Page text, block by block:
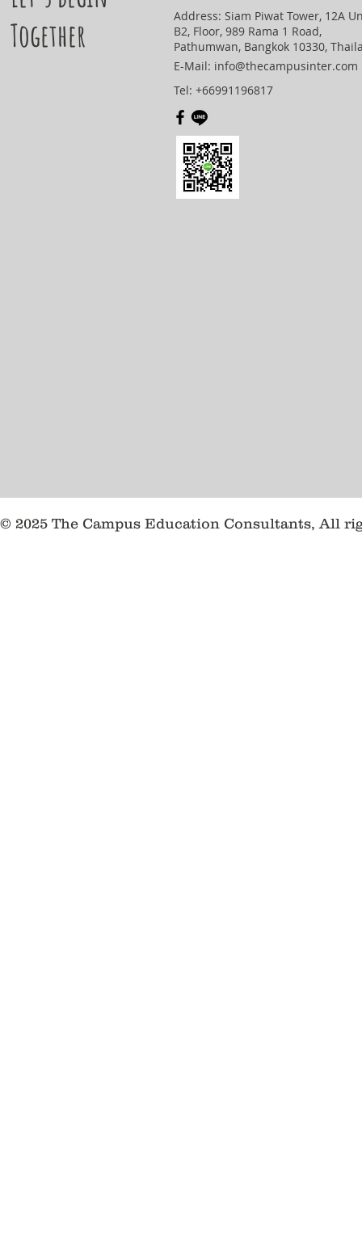
Together
Address: Siam Piwat Tower, 12A
B2, Floor, 989 Rama 1 Road,
Pathumwan, Bangkok 10330,
E-Mail: info@thecampusinter.com
Tel: +66991196817
© 2025 The Campus Education Consultants, All